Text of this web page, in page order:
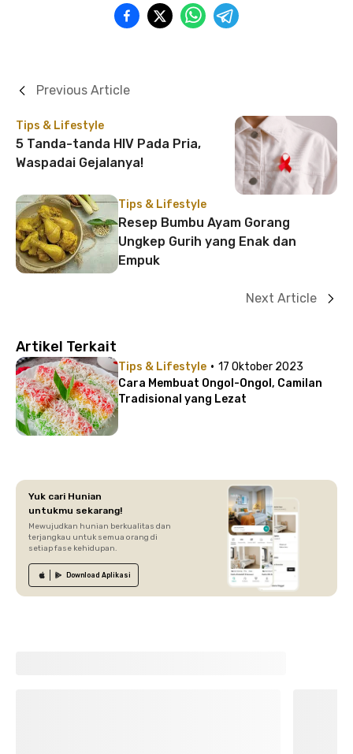
Tips & Lifestyle
5 Tanda-tanda HIV Pada Pria,
Waspadai Gejalanya!
Previous Article
Tips & Lifestyle
Resep Bumbu Ayam Gorang
Ungkep Gurih yang Enak dan
Empuk
Next Article
Artikel Terkait
Tips & Lifestyle · 17 Oktober 2023
Cara Membuat Ongol-Ongol, Camilan
Tradisional yang Lezat
Yuk cari Hunian
untukmu sekarang!
Mewujudkan hunian berkualitas dan
terjangkau untuk semua orang di
setiap fase kehidupan.
Download Aplikasi